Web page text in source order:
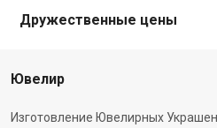
Дружественные цены
Ювелир
Изготовление Ювелирных